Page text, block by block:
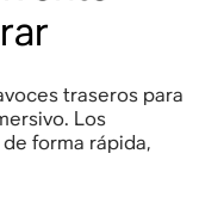
traseros para
Los
forma rápida,